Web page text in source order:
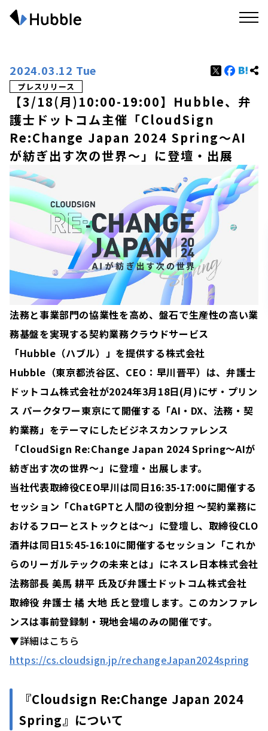
2024.03.12 Tue
プレスリリース
【3/18(月)10:00-19:00】Hubble、弁
護士ドットコム主催「CloudSign
Re:Change Japan 2024 Spring〜AI
が紡ぎ出す次の世界〜」に登壇・出展
法務と事業部門の協業性を高め、盤石で生産性の高い業
務基盤を実現する契約業務クラウドサービス
「Hubble（ハブル）」を提供する株式会社
Hubble（東京都渋谷区、CEO：早川晋平）は、弁護士
ドットコム株式会社が2024年3月18日(月)にザ・プリン
ス パークタワー東京にて開催する「AI・DX、法務・契
約業務」をテーマにしたビジネスカンファレンス
「CloudSign Re:Change Japan 2024 Spring〜AIが
紡ぎ出す次の世界〜」に登壇・出展します。
当社代表取締役CEO早川は同日16:35-17:00に開催する
セッション「ChatGPTと人間の役割分担 〜契約業務に
おけるフローとストックとは〜」に登壇し、取締役CLO
酒井は同日15:45-16:10に開催するセッション「これか
らのリーガルテックの未来とは」にネスレ日本株式会社
法務部長 美馬 耕平 氏及び弁護士ドットコム株式会社
取締役 弁護士 橘 大地 氏と登壇します。このカンファレ
ンスは事前登録制・現地会場のみの開催です。
▼詳細はこちら
https://cs.cloudsign.jp/rechangeJapan2024spring
『Cloudsign Re:Change Japan 2024
Spring』について